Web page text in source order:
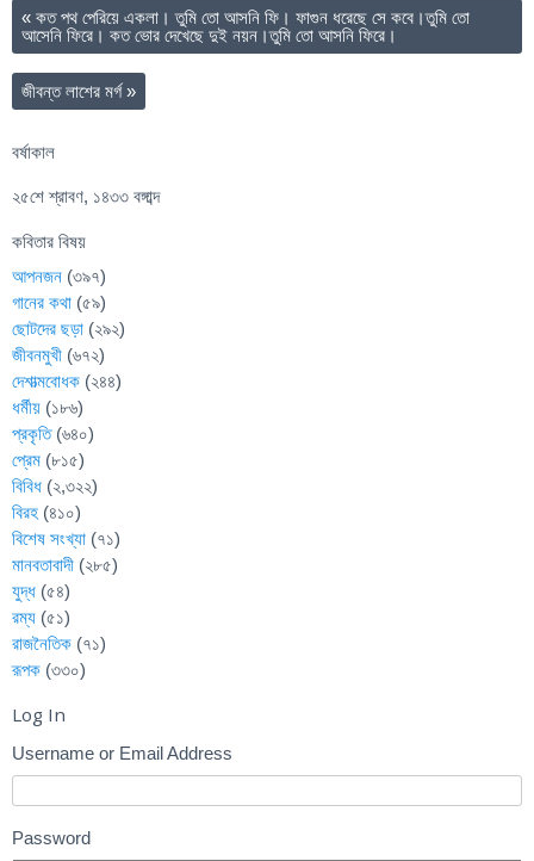
« কত পথ পেরিয়ে একলা। তুমি তো আসনি ফি। ফাগুন ধরেছে সে কবে।তুমি তো
আসেনি ফিরে। কত ভোর দেখেছে দুই নয়ন।তুমি তো আসনি ফিরে।
জীবন্ত লাশের মর্গ»
বর্ষাকাল
২৫শে শ্রাবণ, ১৪৩৩ বঙ্গাব্দ
কবিতার বিষয়
আপনজন (৩৯৭)
গানের কথা (৫৯)
ছোটদের ছড়া (২৯২)
জীবনমুখী (৬৭২)
দেশাত্মবোধক (২৪৪)
ধর্মীয় (১৮৬)
প্রকৃতি(৬৪০)
প্রেম (৮১৫)
বিবিধ (২,৩২২)
বিরহ (৪১০)
বিশেষ সংখ্যা (৭১)
মানবতাবাদী (২৮৫)
যুদ্ধ (৫৪)
রম্য (৫১)
রাজনৈতিক (৭১)
রূপক (৩৩০)
Log In
Username or Email Address
Password